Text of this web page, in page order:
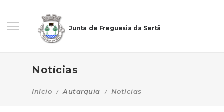
Junta de Freguesia da Sertã
Notícias
Início Autarquia Notícias